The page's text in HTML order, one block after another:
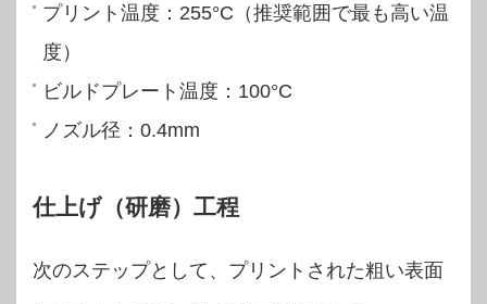
プリント温度：255°C（推奨範囲で最も高い温
度）
ビルドプレート温度：100°C
ノズル径：0.4mm
仕上げ（研磨）工程
次のステップとして、プリントされた粗い表面